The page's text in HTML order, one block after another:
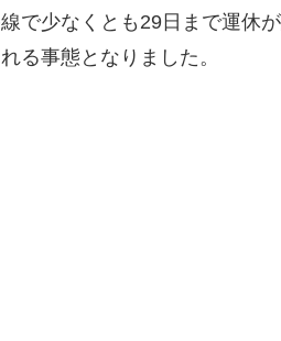
で少なくとも29日まで運休
る事態となりました。